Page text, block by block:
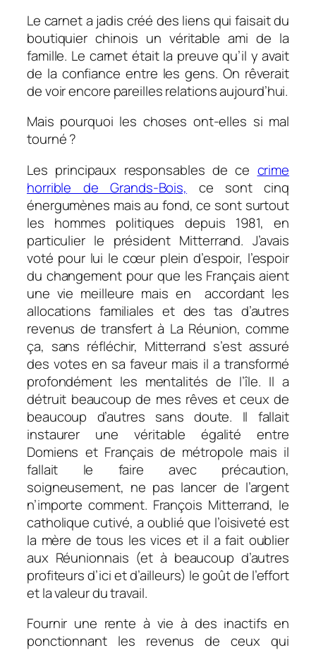
Le carnet a jadis créé des liens qui faisait du
boutiquier chinois un véritable ami de la
famille. Le carnet était la preuve qu’il y avait
de la confiance entre les gens. On rêverait
de voir encore pareilles relations aujourd’hui.
Mais pourquoi les choses ont-elles si mal
tourné ?
Les principaux responsables de ce crime
horrible de Grands-Bois, ce sont cinq
énergumènes mais au fond, ce sont surtout
les hommes politiques depuis 1981, en
particulier le président Mitterrand. J’avais
voté pour lui le cœur plein d’espoir, l’espoir
du changement pour que les Français aient
une vie meilleure mais en
accordant les
allocations familiales et des tas d’autres
revenus de transfert à La Réunion, comme
ça, sans réfléchir, Mitterrand s’est assuré
des votes en sa faveur mais il a transformé
profondément les mentalités de l’île. Il a
détruit beaucoup de mes rêves et ceux de
beaucoup d’autres sans doute. Il fallait
instaurer une véritable égalité entre
Domiens et Français de métropole mais il
fallait le faire avec précaution,
soigneusement, ne pas lancer de l’argent
n’importe comment. François Mitterrand, le
catholique cutivé, a oublié que l’oisiveté est
la mère de tous les vices et il a fait oublier
aux Réunionnais (et à beaucoup d’autres
profiteurs d’ici et d’ailleurs) le goût de l’effort
et la valeur du travail.
Fournir une rente à vie à des inactifs en
ponctionnant les revenus de ceux qui